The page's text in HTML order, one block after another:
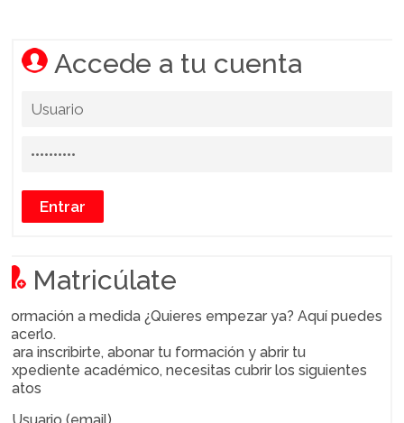
Accede a tu cuenta
Matricúlate
Formación a medida ¿Quieres empezar ya? Aquí puedes
hacerlo.
Para inscribirte, abonar tu formación y abrir tu
expediente académico, necesitas cubrir los siguientes
datos